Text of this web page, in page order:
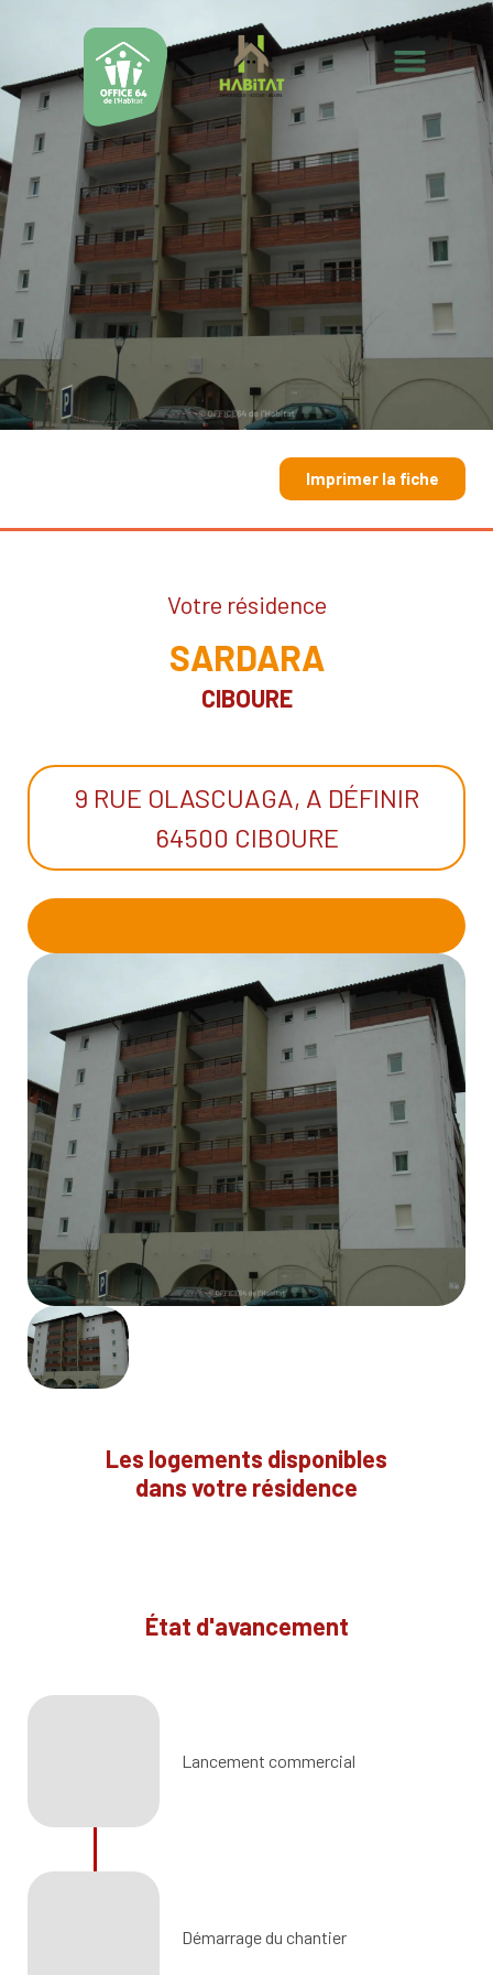
Imprimer la fiche
Votre résidence
SARDARA
CIBOURE
9 RUE OLASCUAGA, A DÉFINIR
64500 CIBOURE
Les logements disponibles
dans votre résidence
État d'avancement
Lancement commercial
Démarrage du chantier